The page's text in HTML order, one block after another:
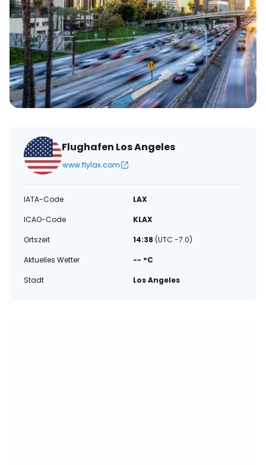
Flughafen Los Angeles
www.flylax.com
IATA-Code
LAX
ICAO-Code
KLAX
Ortszeit
14:38 (UTC -7.0)
Aktuelles Wetter
-- °C
Stadt
Los Angeles